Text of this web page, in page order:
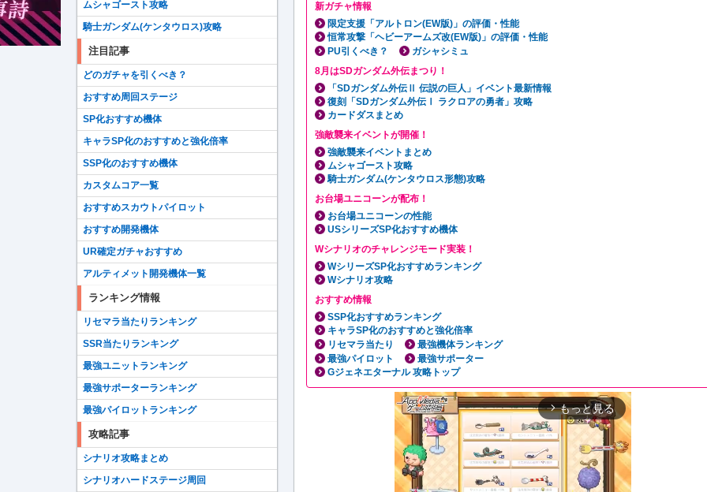
新ガチャ情報
限定支援「アルトロン(EW版)」の評価・性能
恒常攻撃「ヘビーアームズ改(EW版)」の評価・性能
PU引くべき？
ガシャシミュ
8月はSDガンダム外伝まつり！
「SDガンダム外伝Ⅱ 伝説の巨人」イベント最新情報
復刻「SDガンダム外伝Ⅰ ラクロアの勇者」攻略
カードダスまとめ
強敵襲来イベントが開催！
強敵襲来イベントまとめ
ムシャゴースト攻略
騎士ガンダム(ケンタウロス形態)攻略
お台場ユニコーンが配布！
お台場ユニコーンの性能
USシリーズSP化おすすめ機体
Wシナリオのチャレンジモード実装！
WシリーズSP化おすすめランキング
Wシナリオ攻略
おすすめ情報
SSP化おすすめランキング
キャラSP化のおすすめと強化倍率
リセマラ当たり
最強機体ランキング
最強パイロット
最強サポーター
Gジェネエターナル 攻略トップ
arrow_forward_ios もっと見る
ムシャゴースト攻略
騎士ガンダム(ケンタウロス)攻略
注目記事
どのガチャを引くべき？
おすすめ周回ステージ
SP化おすすめ機体
キャラSP化のおすすめと強化倍率
SSP化のおすすめ機体
カスタムコア一覧
おすすめスカウトパイロット
おすすめ開発機体
UR確定ガチャおすすめ
アルティメット開発機体一覧
ランキング情報
リセマラ当たりランキング
SSR当たりランキング
最強ユニットランキング
最強サポーターランキング
最強パイロットランキング
攻略記事
シナリオ攻略まとめ
シナリオハードステージ周回